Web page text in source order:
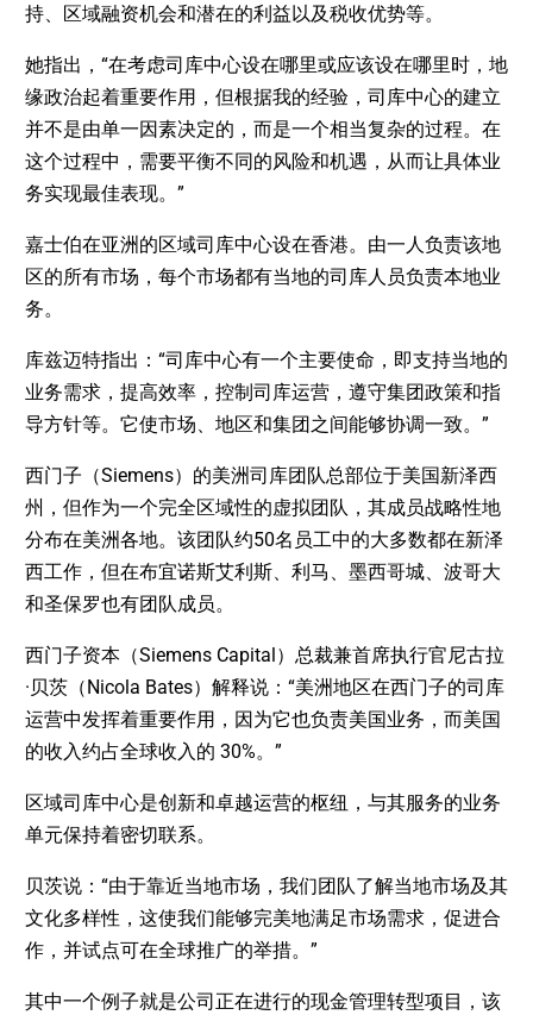
持、区域融资机会和潜在的利益以及税收优势等。
她指出，“在考虑司库中心设在哪里或应该设在哪里时，地
缘政治起着重要作用，但根据我的经验，司库中心的建立
并不是由单一因素决定的，而是一个相当复杂的过程。在
这个过程中，需要平衡不同的风险和机遇，从而让具体业
务实现最佳表现。”
嘉士伯在亚洲的区域司库中心设在香港。由一人负责该地
区的所有市场，每个市场都有当地的司库人员负责本地业
务。
库兹迈特指出：“司库中心有一个主要使命，即支持当地的
业务需求，提高效率，控制司库运营，遵守集团政策和指
导方针等。它使市场、地区和集团之间能够协调一致。”
西门子（Siemens）的美洲司库团队总部位于美国新泽西
州，但作为一个完全区域性的虚拟团队，其成员战略性地
分布在美洲各地。该团队约50名员工中的大多数都在新泽
西工作，但在布宜诺斯艾利斯、利马、墨西哥城、波哥大
和圣保罗也有团队成员。
西门子资本（Siemens Capital）总裁兼首席执行官尼古拉
·贝茨（Nicola Bates）解释说：“美洲地区在西门子的司库
运营中发挥着重要作用，因为它也负责美国业务，而美国
的收入约占全球收入的 30%。”
区域司库中心是创新和卓越运营的枢纽，与其服务的业务
单元保持着密切联系。
贝茨说：“由于靠近当地市场，我们团队了解当地市场及其
文化多样性，这使我们能够完美地满足市场需求，促进合
作，并试点可在全球推广的举措。”
其中一个例子就是公司正在进行的现金管理转型项目，该